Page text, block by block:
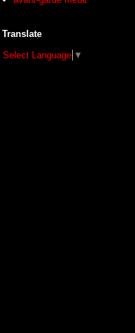
Translate
Select Language ▼